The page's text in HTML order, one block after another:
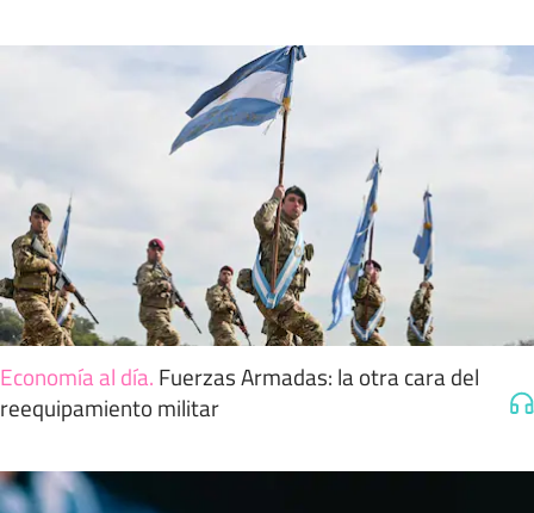
Economía al día. Fuerzas Armadas: la otra cara del
reequipamiento militar